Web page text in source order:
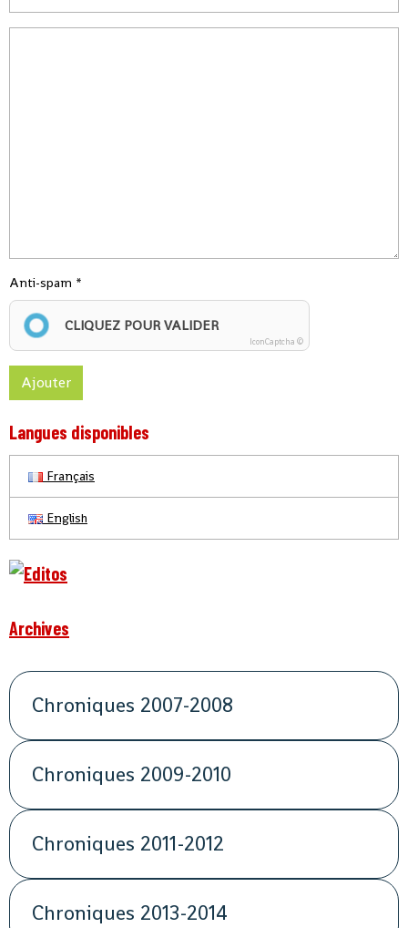
Anti-spam
CLIQUEZ POUR VALIDER
IconCaptcha ©
Ajouter
Langues disponibles
Français
English
Archives
Chroniques 2007-2008
Chroniques 2009-2010
Chroniques 2011-2012
Chroniques 2013-2014